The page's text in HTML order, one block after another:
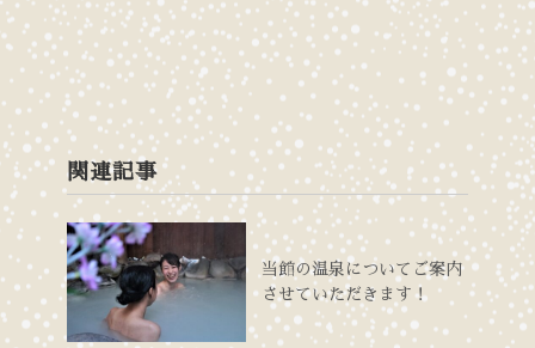
関連記事
当館の温泉についてご案内
させていただきます！